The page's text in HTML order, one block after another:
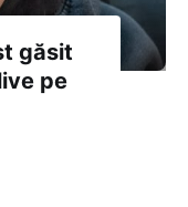
găsit
pe